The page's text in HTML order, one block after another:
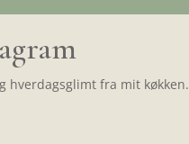
hverdagsglimt fra mit køkken.